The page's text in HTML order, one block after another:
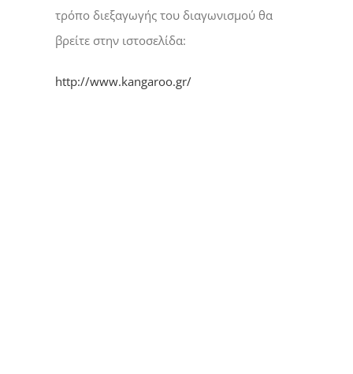
τρόπο διεξαγωγής του διαγωνισμού θα
βρείτε στην ιστοσελίδα:
http://www.kangaroo.gr/